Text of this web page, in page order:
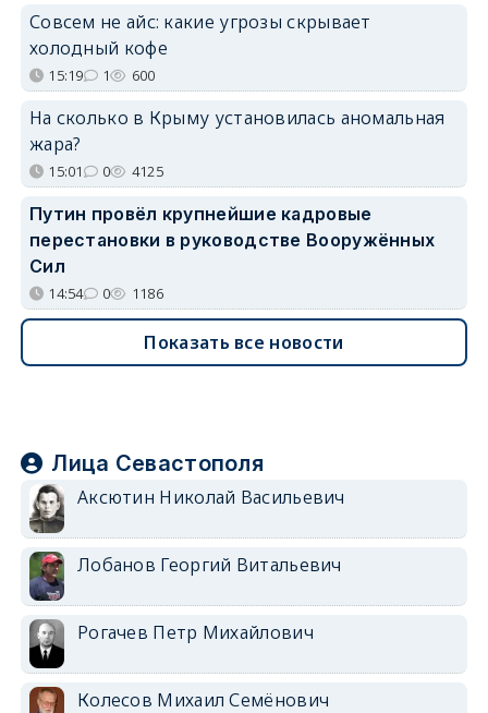
Совсем не айс: какие угрозы скрывает
холодный кофе
15:19 1 600
На сколько в Крыму установилась аномальная
жара?
15:01 0 4125
Путин провёл крупнейшие кадровые
перестановки в руководстве Вооружённых
Сил
14:54 0 1186
Показать все новости
Лица Севастополя
Аксютин Николай Васильевич
Лобанов Георгий Витальевич
Рогачев Петр Михайлович
Колесов Михаил Семёнович